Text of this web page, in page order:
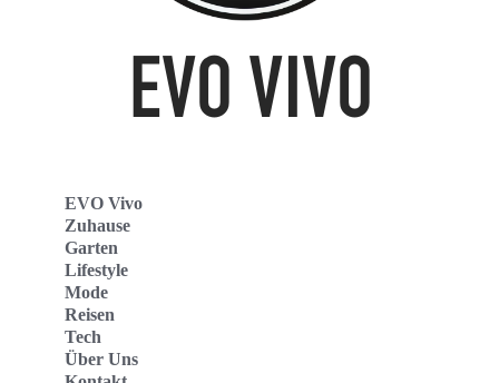
EVO Vivo
Zuhause
Garten
Lifestyle
Mode
Reisen
Tech
Über Uns